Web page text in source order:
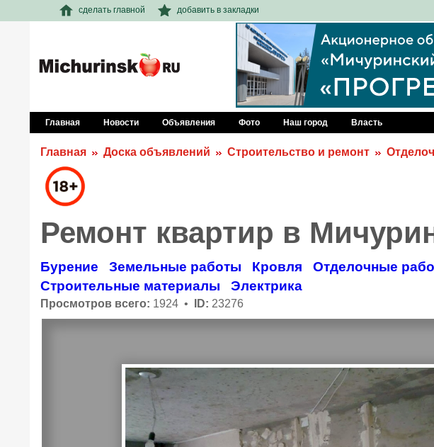
сделать главной добавить в закладки
Главная Новости Объявления Фото Наш город Власть
Главная Доска объявлений Строительство и ремонт
Ремонт квартир в
Бурение Земельные работы Кровля Отделочные
Строительные материалы
Электрика
Просмотров всего: 1924 • ID: 23276